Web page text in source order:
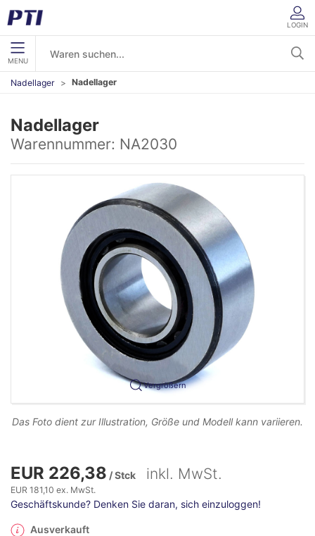
LOGIN
MENU
Nadellager Nadellager
Nadellager
Warennummer: NA2030
Vergrößern
Das Foto dient zur Illustration, Größe und Modell kann variieren.
EUR 226,38 / Stck inkl. MwSt.
EUR 181,10 ex. MwSt.
Geschäftskunde? Denken Sie daran, sich einzuloggen!
Ausverkauft